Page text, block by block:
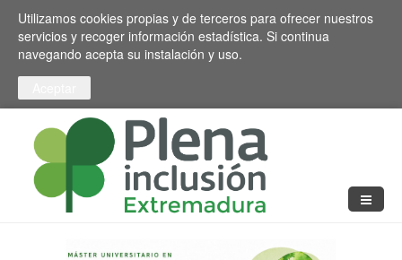
Pasar al contenido principal
Toggle high contrast
Utilizamos cookies propias y de terceros para ofrecer nuestros
servicios y recoger información estadística. Si continua
navegando acepta su instalación y uso.